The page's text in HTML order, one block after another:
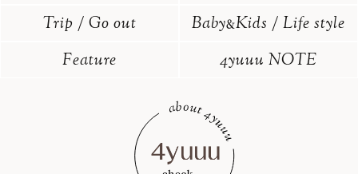
Trip / Go out
Baby&Kids / Life style
Feature
4yuuu NOTE